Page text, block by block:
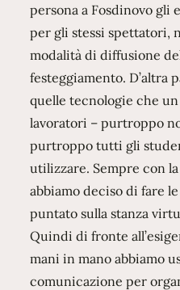
persona a Fosdinovo gli
per gli stessi spettatori,
modalità di diffusione
festeggiamento. D’altra
quelle tecnologie che
lavoratori – purtroppo
purtroppo tutti gli
utilizzare. Sempre con
abbiamo deciso di fare
puntato sulla stanza
Quindi di fronte
mani in mano abbiamo
comunicazione per